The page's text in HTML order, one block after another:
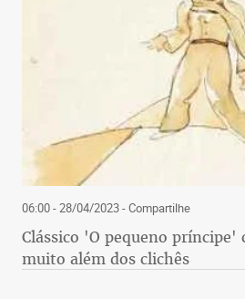
06:00 - 28/04/2023- Compartilhe
Clássico 'O pequeno príncipe'
muito além dos clichês